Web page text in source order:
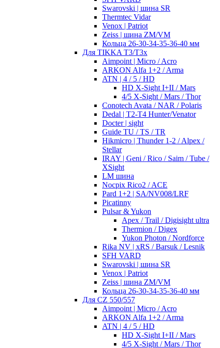
Swarovski | шина SR
Thermtec Vidar
Venox | Patriot
Zeiss | шина ZM/VM
Кольца 26-30-34-35-36-40 мм
Для TIKKA T3/T3x
Aimpoint | Micro / Acro
ARKON Alfa 1+2 / Arma
ATN | 4 / 5 / HD
HD X-Sight I+II / Mars
4/5 X-Sight / Mars / Thor
Conotech Avata / NAR / Polaris
Dedal | T2-T4 Hunter/Venator
Docter | sight
Guide TU / TS / TR
Hikmicro | Thunder 1-2 / Alpex /
Stellar
IRAY | Geni / Rico / Saim / Tube /
XSight
LM шина
Nocpix Rico2 / ACE
Pard 1+2 | SA/NV008/LRF
Picatinny
Pulsar & Yukon
Apex / Trail / Digisight ultra
Thermion / Digex
Yukon Photon / Nordforce
Rika NV | xRS / Barsuk / Lesnik
SFH VARD
Swarovski | шина SR
Venox | Patriot
Zeiss | шина ZM/VM
Кольца 26-30-34-35-36-40 мм
Для CZ 550/557
Aimpoint | Micro / Acro
ARKON Alfa 1+2 / Arma
ATN | 4 / 5 / HD
HD X-Sight I+II / Mars
4/5 X-Sight / Mars / Thor